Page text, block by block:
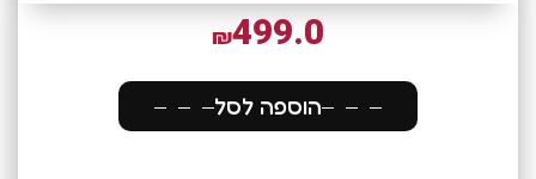
₪499.0
הוספה לסל